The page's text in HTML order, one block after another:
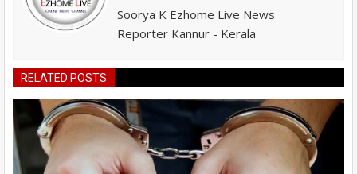
Soorya K Ezhome Live News
Reporter Kannur - Kerala
RELATED POSTS